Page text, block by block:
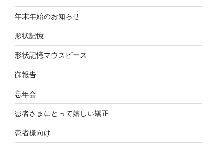
年末年始のお知らせ
形状記憶
形状記憶マウスピース
御報告
忘年会
患者さまにとって嬉しい矯正
患者様向け